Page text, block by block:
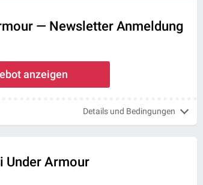
— Newsletter Anmeldung
anzeigen
Details und Bedingungen
Under Armour